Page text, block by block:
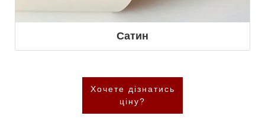
Сатин
Хочете дізнатись
ціну?